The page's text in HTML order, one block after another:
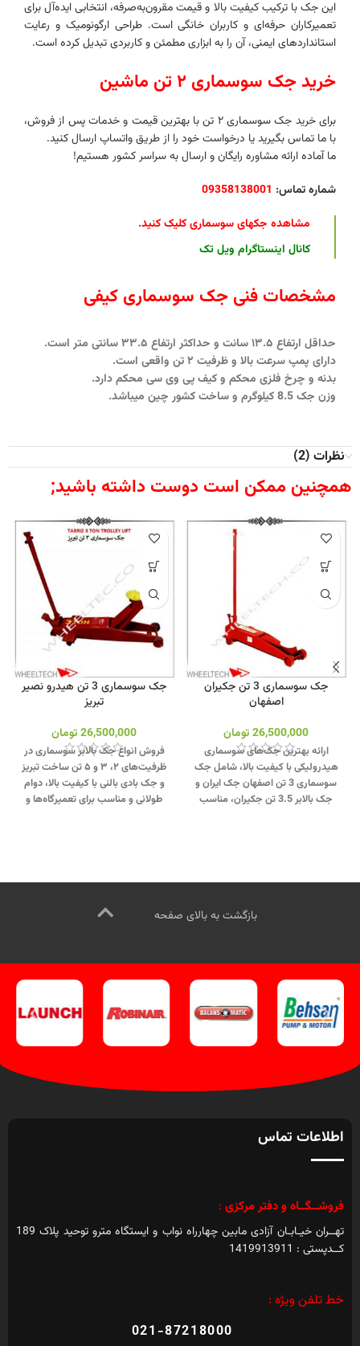
این جک با ترکیب کیفیت بالا و قیمت مقرون‌به‌صرفه، انتخابی ایده‌آل برای
تعمیرکاران حرفه‌ای و کاربران خانگی است. طراحی ارگونومیک و رعایت
استانداردهای ایمنی، آن را به ابزاری مطمئن و کاربردی تبدیل کرده است.
خرید جک سوسماری ۲ تن ماشین
برای خرید جک سوسماری ۲ تن با بهترین قیمت و خدمات پس از فروش،
با ما تماس بگیرید یا درخواست خود را از طریق واتساپ ارسال کنید.
ما آماده ارائه مشاوره رایگان و ارسال به سراسر کشور هستیم!
شماره تماس: 09358138001
مشاهده جکهای سوسماری کلیک کنید.
کانال اینستاگرام ویل تک
مشخصات فنی جک سوسماری کیفی
حداقل ارتفاع ۱۳.۵ سانت و حداکثر ارتفاع ۳۳.۵ سانتی متر است.
دارای پمپ سرعت بالا و ظرفیت ۲ تن واقعی است.
بدنه و چرخ فلزی محکم و کیف پی وی سی محکم دارد.
وزن جک 8.5 کیلوگرم و ساخت کشور چین میباشد.
نظرات (2)
همچنین ممکن است دوست داشته باشید;
جک سوسماری 3 تن جکیران
اصفهان
26,500,000تومان
ارائه بهترین جک‌های سوسماری
هیدرولیکی با کیفیت بالا، شامل جک
سوسماری 3 تن اصفهان جک ایران و
جک بالابر 3.5 تن جکیران، مناسب
کنید.کانال اینستاگرام ویل تک کلیک
جک سوسماری 3 تن هیدرو نصیر
تبریز
26,500,000تومان
فروش انواع جک بالابر سوسماری در
ظرفیت‌های ۲، ۳ و ۵ تن ساخت تبریز
و جک بادی بالنی با کیفیت بالا، دوام
طولانی و مناسب برای تعمیرگاه‌ها و
بازگشت به بالای صفحه
اطلاعات تماس
فروشــگــاه و دفتر مرکزی :
تهــران خیـابـان آزادی مابین چهارراه نواب و ایستگاه مترو توحید پلاک 189
کــدپستی : 1419913911
خط تلفن ویژه :
021-87218000